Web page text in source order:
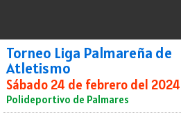
Torneo Liga Palmareña de
Atletismo
Sábado 24 de febrero del 2024
Polideportivo de Palmares